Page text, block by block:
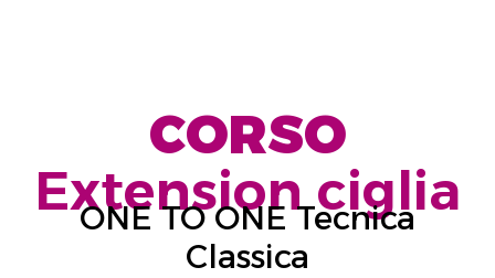
CORSO
Extension ciglia
ONE TO ONE Tecnica
Classica